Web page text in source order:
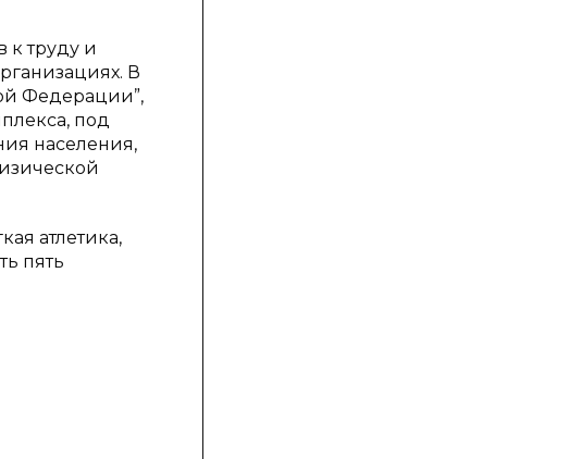
к труду и
В
Федерации”,
под
населения,
атлетика,
пять